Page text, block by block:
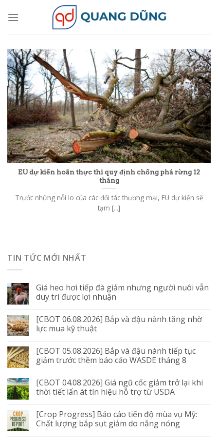
EU dự kiến hoãn thực thi quy định chống phá rừng 12
tháng
Trước những nỗi lo của các đối tác thương mại, EU dự kiến sẽ
tạm [...]
TIN TỨC MỚI NHẤT
Giá heo hơi tiếp đà giảm nhưng người nuôi vẫn
duy trì được lợi nhuận
[CBOT 06.08.2026] Bắp và đậu nành tăng nhờ
lực mua kỹ thuật
[CBOT 05.08.2026] Bắp và đậu nành tiếp tục
giảm trước thềm báo cáo WASDE tháng 8
[CBOT 04.08.2026] Giá ngũ cốc giảm trở lại khi
thời tiết lấn át tín hiệu hỗ trợ từ USDA
[Crop Progress] Báo cáo tiến độ mùa vụ Mỹ:
Chất lượng bắp sụt giảm do nắng nóng